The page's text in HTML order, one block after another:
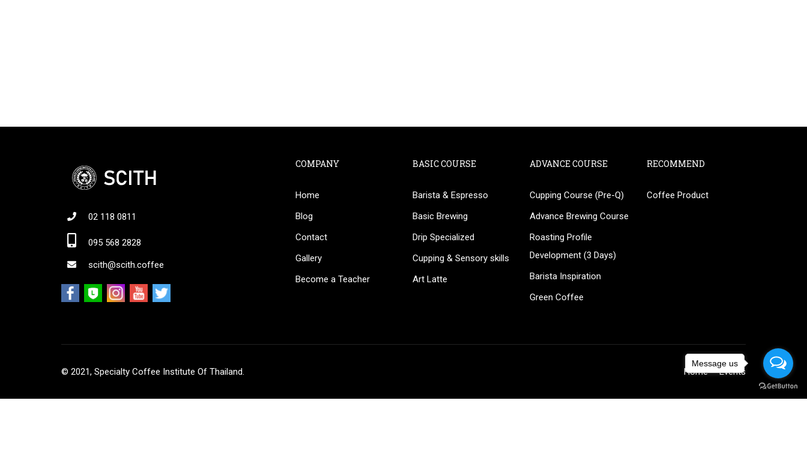
02 118 0811
095 568 2828
scith@scith.coffee
COMPANY
Home
Blog
Contact
Gallery
Become a Teacher
BASIC COURSE
Barista & Espresso
Basic Brewing
Drip Specialized
Cupping & Sensory skills
Art Latte
ADVANCE COURSE
Cupping Course (Pre-Q)
Advance Brewing Course
Roasting Profile
Development (3 Days)
Barista Inspiration
Green Coffee
RECOMMEND
Coffee Product
© 2021, Specialty Coffee Institute Of Thailand. Home Events
BECOME AN INSTRUCTOR?
Join thousand of instructors and earn money hassle free!
Message us